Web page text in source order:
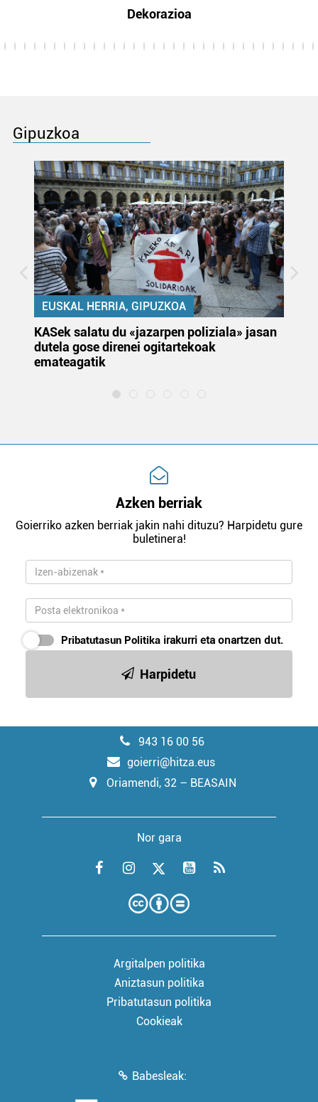
Dekorazioa
Gipuzkoa
EUSKAL HERRIA, GIPUZKOA
KASek salatu du «jazarpen poliziala» jasan
dutela gose direnei ogitartekoak
emateagatik
Azken berriak
Goierriko azken berriak jakin nahi dituzu? Harpidetu gure
buletinera!
Pribatutasun Politika irakurri eta onartzen dut.
Harpidetu
943 16 00 56
goierri@hitza.eus
Oriamendi, 32 – BEASAIN
Nor gara
Argitalpen politika
Aniztasun politika
Pribatutasun politika
Cookieak
Babesleak: